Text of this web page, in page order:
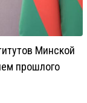
Минской
прошлого